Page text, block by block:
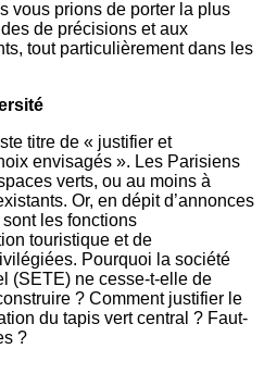
vous prions de porter la plus
de précisions et aux
tout particulièrement dans les
titre de « justifier et
envisagés ». Les Parisiens
verts, ou au moins à
Or, en dépit d’annonces
les fonctions
touristique et de
Pourquoi la société
(SETE) ne cesse-t-elle de
? Comment justifier le
du tapis vert central ? Faut-
?